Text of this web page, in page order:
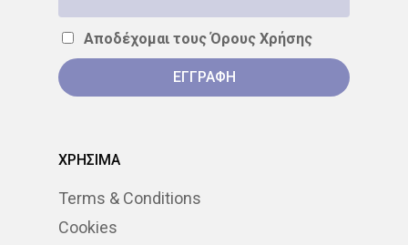
Αποδέχομαι τουςΌρους Χρήσης
ΧΡΗΣΙΜΑ
Terms & Conditions
Cookies